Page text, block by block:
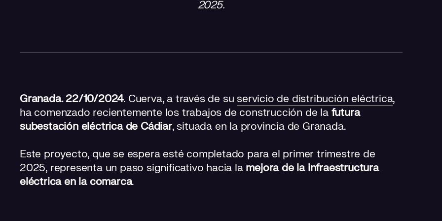
2025.
Granada. 22/10/2024. Cuerva, a través de su servicio de distribución eléctrica,
ha comenzado recientemente los trabajos de construcción de la futura
subestación eléctrica de Cádiar, situada en la provincia de Granada.
Este proyecto, que se espera esté completado para el primer trimestre de
2025, representa un paso significativo hacia la mejora de la infraestructura
eléctrica en la comarca.